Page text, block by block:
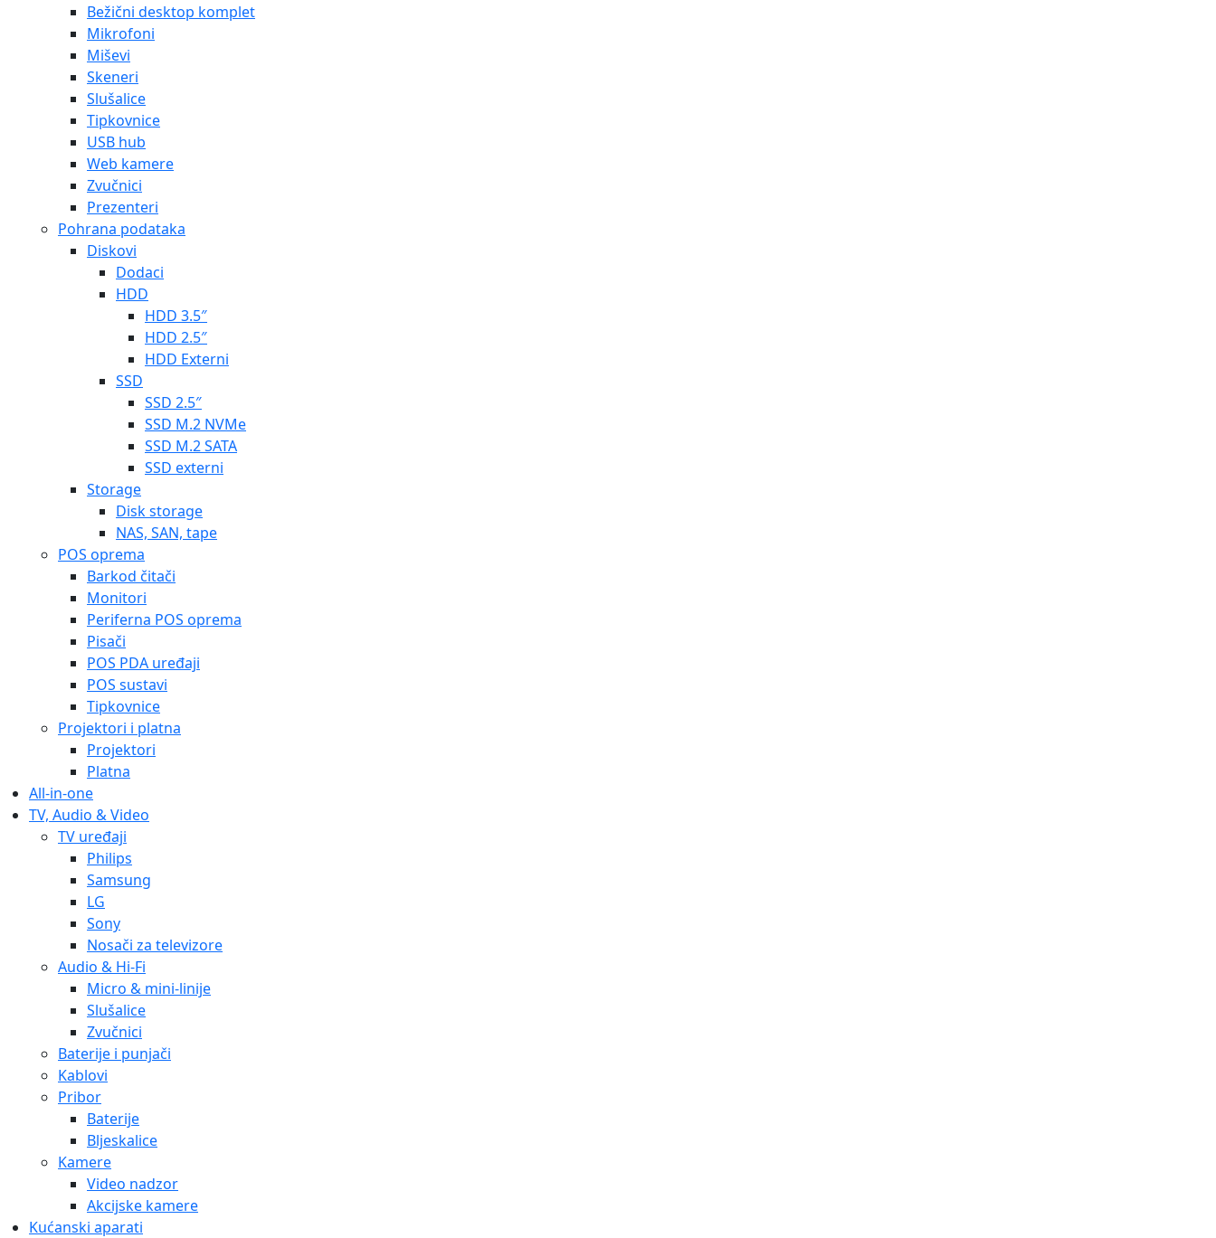
Bežični desktop komplet
Mikrofoni
Miševi
Skeneri
Slušalice
Tipkovnice
USB hub
Web kamere
Zvučnici
Prezenteri
Pohrana podataka
Diskovi
Dodaci
HDD
HDD 3.5″
HDD 2.5″
HDD Externi
SSD
SSD 2.5″
SSD M.2 NVMe
SSD M.2 SATA
SSD externi
Storage
Disk storage
NAS, SAN, tape
POS oprema
Barkod čitači
Monitori
Periferna POS oprema
Pisači
POS PDA uređaji
POS sustavi
Tipkovnice
Projektori i platna
Projektori
Platna
All-in-one
TV, Audio & Video
TV uređaji
Philips
Samsung
LG
Sony
Nosači za televizore
Audio & Hi-Fi
Micro & mini-linije
Slušalice
Zvučnici
Baterije i punjači
Kablovi
Pribor
Baterije
Bljeskalice
Kamere
Video nadzor
Akcijske kamere
Kućanski aparati